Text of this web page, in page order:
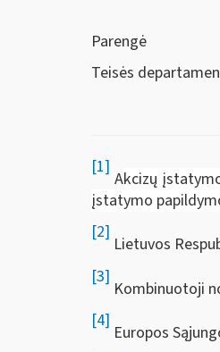
Parengė
Teisės
[1]
Akcizų
įstatymo
[2]
Lietuvos
[3]
Kombinuotoji
[4]
Europos